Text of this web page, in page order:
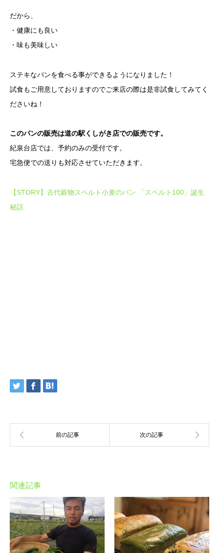
だから、
・健康にも良い
・味も美味しい
ステキなパンを食べる事ができるようになりました！
試食もご用意しておりますのでご来店の際は是非試食してみてく
ださいね！
このパンの販売は道の駅くしがき店での販売です。
紀泉台店では、予約のみの受付です。
宅急便での送りも対応させていただきます。
【STORY】古代穀物スペルト小麦のパン 「スペルト100」誕生
秘話
関連記事